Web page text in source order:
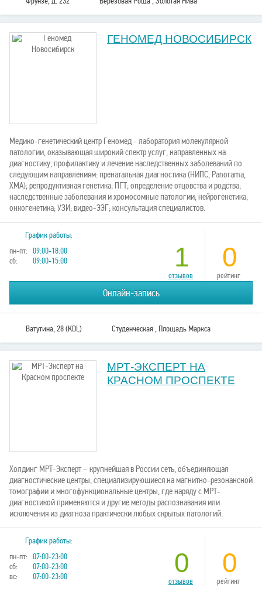
ГЕНОМЕД НОВОСИБИРСК
Медико-генетический центр Геномед - лаборатория молекулярной
патологии, оказывающая широкий спектр услуг, направленных на
диагностику, профилактику и лечение наследственных заболеваний по
следующим направлениям: пренатальная диагностика (НИПС, Panorama,
ХМА); репродуктивная генетика; ПГТ; определение отцовства и родства;
наследственные заболевания и хромосомные патологии; нейрогенетика;
онкогенетика; УЗИ; видео-ЭЭГ; консультация специалистов.
График работы:
пн-пт: 09:00-18:00
сб:
09:00-15:00 1
отзывов
0
рейтинг
Онлайн-запись
Ватутина, 28 (KDL) Студенческая , Площадь Маркса
МРТ-ЭКСПЕРТ НА
КРАСНОМ ПРОСПЕКТЕ
Холдинг МРТ-Эксперт – крупнейшая в России сеть, объединяющая
диагностические центры, специализирующиеся на магнитно-резонансной
томографии и многофункциональные центры, где наряду с МРТ-
диагностикой применяются и другие методы распознавания или
исключения из диагноза практически любых скрытых патологий.
График работы:
пн-пт: 07:00-23:00
сб:
07:00-23:00
вс:
07:00-23:00 0
отзывов
0
рейтинг